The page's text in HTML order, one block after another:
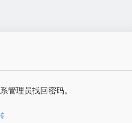
管理员找回密码。